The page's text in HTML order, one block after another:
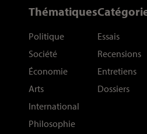
Thématiques
Politique
Société
Économie
Arts
International
Philosophie
Essais
Recensions
Entretiens
Dossiers